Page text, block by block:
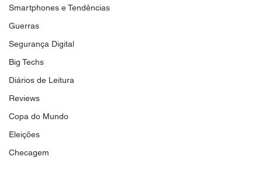
Smartphones e Tendências
Guerras
Segurança Digital
Big Techs
Diários de Leitura
Reviews
Copa do Mundo
Eleições
Checagem